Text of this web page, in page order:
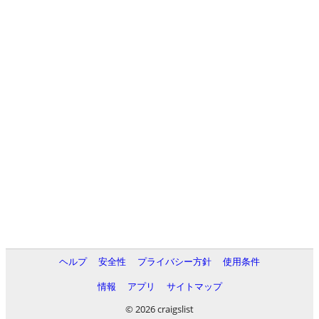
ヘルプ 安全性 プライバシー方針
使用条件
情報
アプリ
サイトマップ
© 2026 craigslist